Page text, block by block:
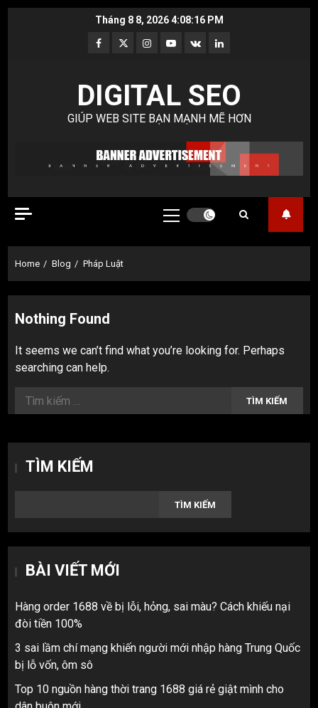
Tháng 8 8, 20264:08:16 PM
Facebook
TwitterInstagram
Youtube
VK LinkedIn
DIGITAL SEO
GIÚP WEB SITE BẠN MẠNH MẼ HƠN
Primary
Home Blog Pháp Luật
Nothing Found
It seems we can’t find what you’re looking for. Perhaps
searching can help.
Tìm
kiếm
TÌM KIẾM
TÌM KIẾM
BÀI VIẾT MỚI
Hàng order 1688 về bị lỗi, hỏng, sai màu? Cách khiếu nại
đòi tiền 100%
3 sai lầm chí mạng khiến người mới nhập hàng Trung Quốc
bị lỗ vốn, ôm sô
Top 10 nguồn hàng thời trang 1688 giá rẻ giật mình cho